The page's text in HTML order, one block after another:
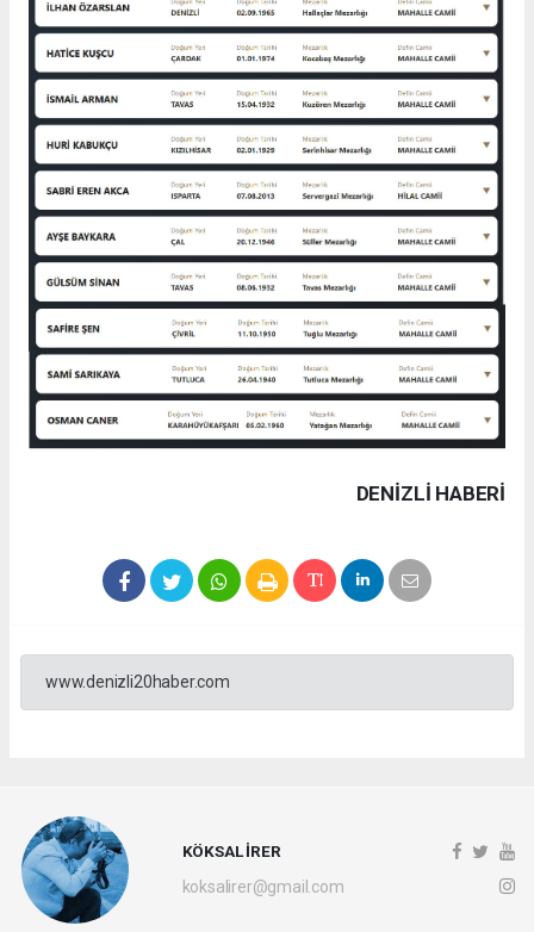
DENIZLI HABERİ
www.denizli20haber.com
KÖKSAL İRER
koksalirer@gmail.com